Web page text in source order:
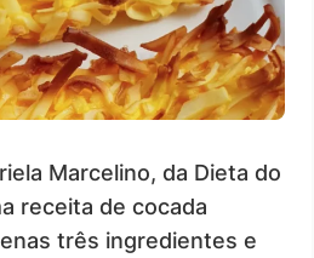
Marcelino, da Dieta do
receita de cocada
três ingredientes e